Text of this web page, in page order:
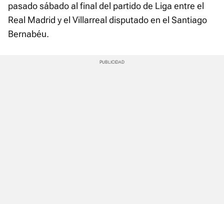
pasado sábado al final del partido de Liga entre el
Real Madrid y el Villarreal disputado en el Santiago
Bernabéu.